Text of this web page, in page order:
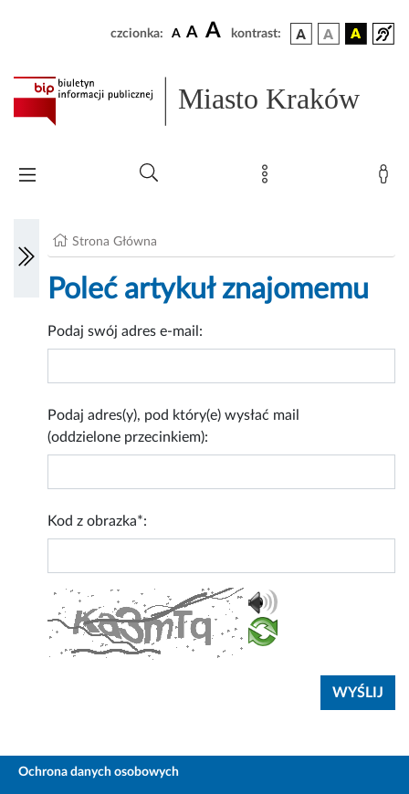
czcionka: A A A kontrast:
Miasto Kraków
Strona Główna
Poleć artykuł znajomemu
Podaj swój adres e-mail:
Podaj adres(y), pod który(e) wysłać mail
(oddzielone przecinkiem):
Kod z obrazka*:
Ochrona danych osobowych